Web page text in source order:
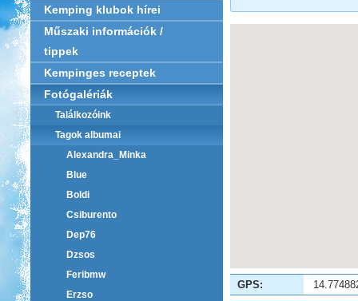
Kemping klubok hírei
Műszaki információk /
tippek
Kempinges receptek
Fotógalériák
Találkozóink
Tagok albumai
Alexandra_Minka
Blue
Boldi
Csiburento
Dep76
Dzsos
Feribmw
Erzso
GPS: